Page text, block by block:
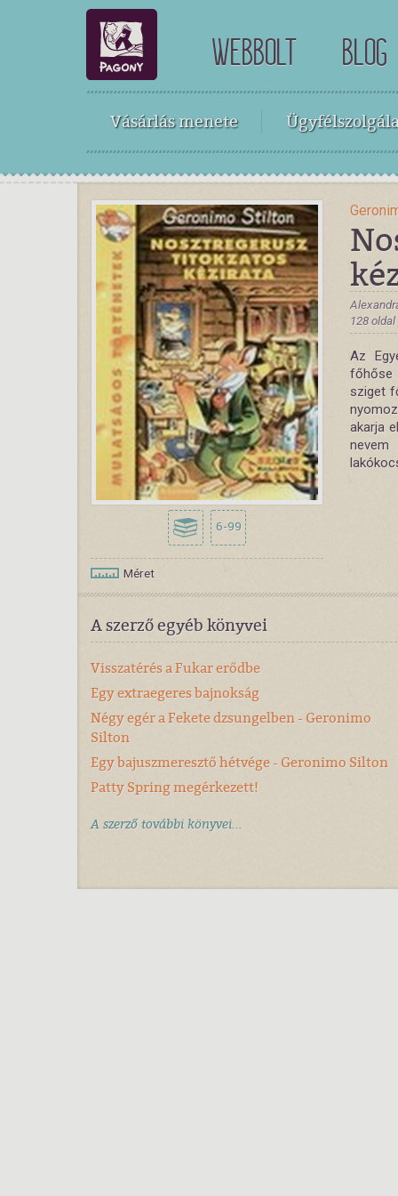
WEBBOLT BLOG
Vásárlás menete
6-99
Méret
128
Az
főhőse
sziget
akarja
nevem
A szerző egyéb könyvei
Visszatérés a Fukar erődbe
Egy extraegeres bajnokság
Négy egér a Fekete dzsungelben - Geronimo
Silton
Egy bajuszmeresztő hétvége - Geronimo Silton
Patty Spring megérkezett!
A szerző további könyvei...